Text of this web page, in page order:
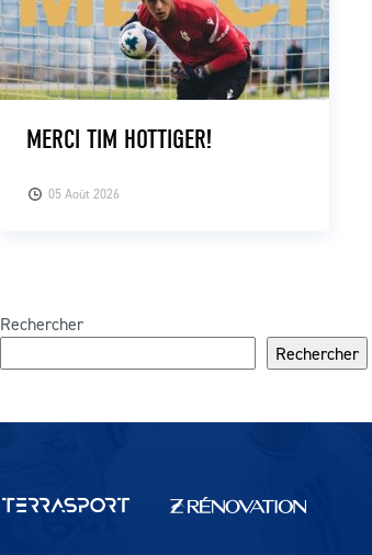
05 Août 2026
MERCI TIM HOTTIGER!
Rechercher
Rechercher